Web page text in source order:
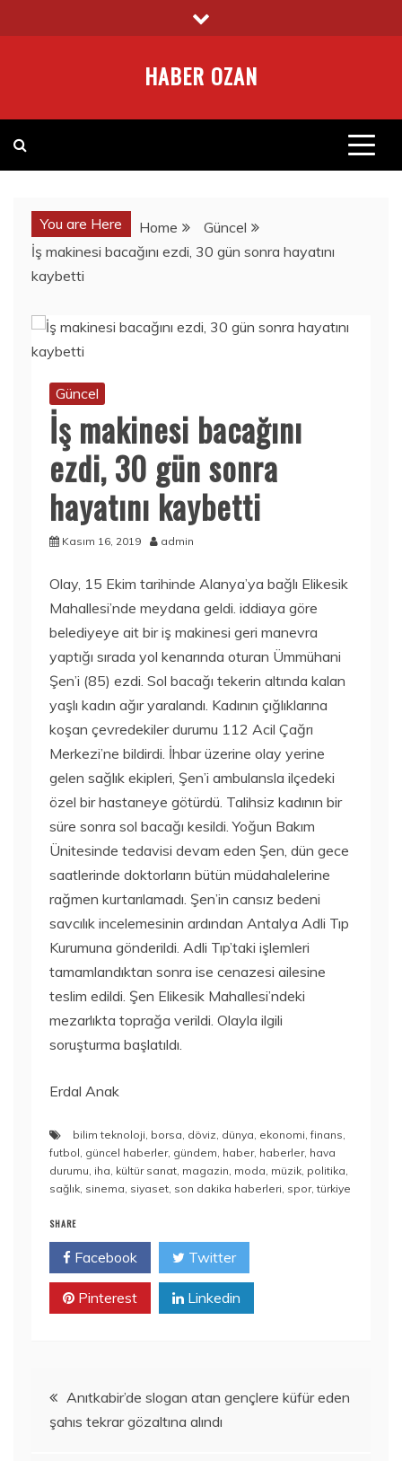
to
HABER OZAN
You are Here Home
Güncel
İş makinesi bacağını ezdi, 30 gün sonra hayatını
kaybetti
Güncel
İş makinesi bacağını
ezdi, 30 gün sonra
hayatını kaybetti
Kasım 16, 2019 admin
Olay, 15 Ekim tarihinde Alanya’ya bağlı Elikesik
Mahallesi’nde meydana geldi. iddiaya göre
belediyeye ait bir iş makinesi geri manevra
yaptığı sırada yol kenarında oturan Ümmühani
Şen’i (85) ezdi. Sol bacağı tekerin altında kalan
yaşlı kadın ağır yaralandı. Kadının çığlıklarına
koşan çevredekiler durumu 112 Acil Çağrı
Merkezi’ne bildirdi. İhbar üzerine olay yerine
gelen sağlık ekipleri, Şen’i ambulansla ilçedeki
özel bir hastaneye götürdü. Talihsiz kadının bir
süre sonra sol bacağı kesildi. Yoğun Bakım
Ünitesinde tedavisi devam eden Şen, dün gece
saatlerinde doktorların bütün müdahalelerine
rağmen kurtarılamadı. Şen’in cansız bedeni
savcılık incelemesinin ardından Antalya Adli Tıp
Kurumuna gönderildi. Adli Tıp’taki işlemleri
tamamlandıktan sonra ise cenazesi ailesine
teslim edildi. Şen Elikesik Mahallesi’ndeki
mezarlıkta toprağa verildi. Olayla ilgili
soruşturma başlatıldı.
Erdal Anak
bilim teknoloji, borsa, döviz, dünya, ekonomi,finans,
futbol, güncel haberler, gündem, haber, haberler, hava
durumu, iha, kültür sanat, magazin, moda, müzik, politika,
sağlık, sinema, siyaset, son dakika haberleri, spor,türkiye
SHARE
Facebook Twitter
Pinterest Linkedin
Yazı
gezinmesi
Anıtkabir’de slogan atan gençlere küfür eden
şahıs tekrar gözaltına alındı